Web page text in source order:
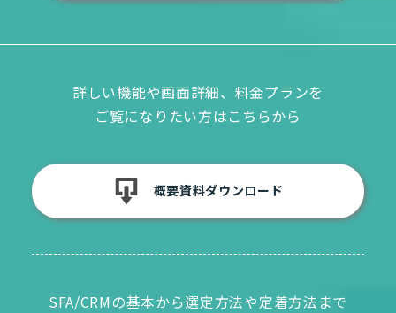
詳しい機能や画面詳細、料金プランを
ご覧になりたい方はこちらから
概要資料ダウンロード
SFA/CRMの基本から選定方法や定着方法まで